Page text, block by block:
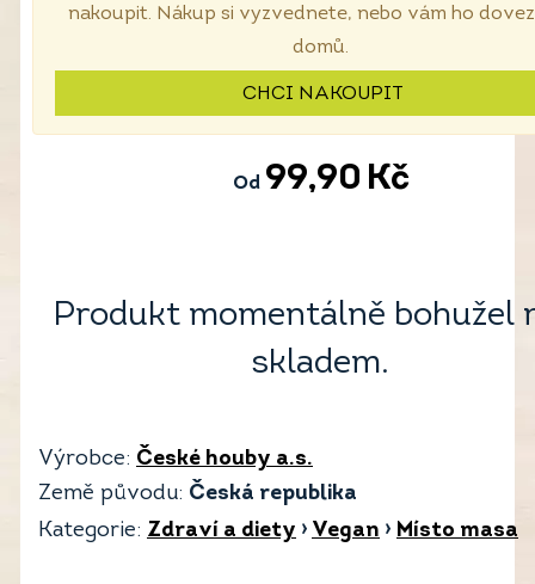
nakoupit. Nákup si vyzvednete, nebo vám ho
domů.
CHCI NAKOUPIT
Od 99,90 Kč
Produkt momentálně bohužel
skladem.
Výrobce: České houby a.s.
Země původu: Česká republika
Kategorie: Zdraví a diety › Vegan › Místo masa